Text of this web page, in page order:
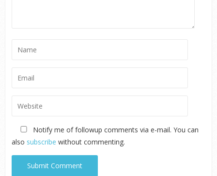
Notify me of followup comments via e-mail. You can
also subscribe without commenting.